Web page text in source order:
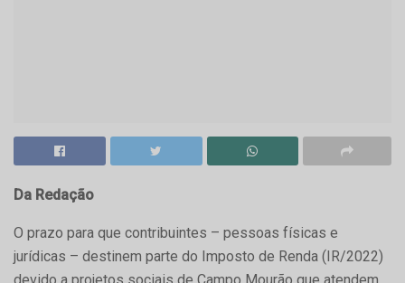
Da Redação
O prazo para que contribuintes – pessoas físicas e
jurídicas – destinem parte do Imposto de Renda (IR/2022)